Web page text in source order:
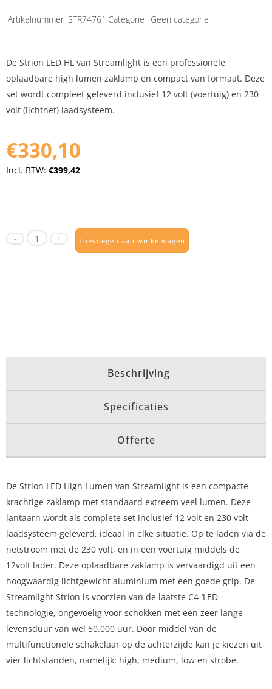
Artikelnummer STR74761 Categorie Geen categorie
De Strion LED HL van Streamlight is een professionele
oplaadbare high lumen zaklamp en compact van formaat. Deze
set wordt compleet geleverd inclusief 12 volt (voertuig) en 230
volt (lichtnet) laadsysteem.
€330,10
Incl. BTW: €399,42
Toevoegen aan winkelwagen
Beschrijving
Specificaties
Offerte
De Strion LED High Lumen van Streamlight is een compacte
krachtige zaklamp met standaard extreem veel lumen. Deze
lantaarn wordt als complete set inclusief 12 volt en 230 volt
laadsysteem geleverd, ideaal in elke situatie. Op te laden via de
netstroom met de 230 volt, en in een voertuig middels de
12volt lader. Deze oplaadbare zaklamp is vervaardigd uit een
hoogwaardig lichtgewicht aluminium met een goede grip. De
Streamlight Strion is voorzien van de laatste C4-‘LED
technologie, ongevoelig voor schokken met een zeer lange
levensduur van wel 50.000 uur. Door middel van de
multifunctionele schakelaar op de achterzijde kan je kiezen uit
vier lichtstanden, namelijk: high, medium, low en strobe.